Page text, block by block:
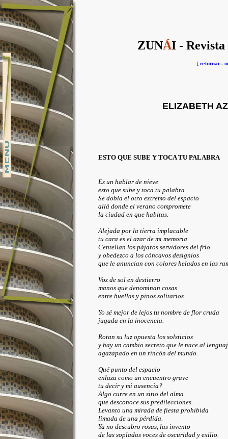
ZUNÁI - Revista
[ retornar -
ELIZABETH
ESTO QUE SUBE Y TOCA TU PALABRA
Es un hablar de nieve
esto que sube y toca tu palabra.
Se dobla el otro extremo del espacio
allá donde el verano compromete
la ciudad en que habitas.
Alejada por la tierra implacable
tu cara es el azar de mi memoria.
Centellan los pájaros servidores del frío
y obedezco a los cóncavos designios
que le anuncian con colores helados en las
Voz de sol en destierro
manos que denominan cosas
entre huellas y pinos solitarios.
Yo sé mejor de lejos tu nombre de flor cruda
jugada en la inocencia.
Rotan su luz opuesta los solsticios
y hay un cambio secreto que le nace al
agazapado en un rincón del mundo.
Qué punto del espacio
enlaza como un encuentro grave
tu decir y mi ausencia?
Algo curre en un sitio del alma
que desconoce sus predilecciones.
Levanto una mirada de fiesta prohibida
limada de una pérdida.
Ya no descubro rosas, las invento
de las sopladas voces de oscuridad y exilio.